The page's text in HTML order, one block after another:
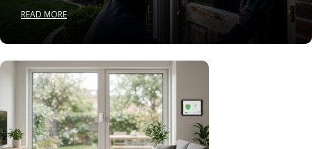
READ MORE